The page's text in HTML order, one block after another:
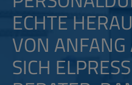
CHTE
ON ANFANG
ICH ELPRESS